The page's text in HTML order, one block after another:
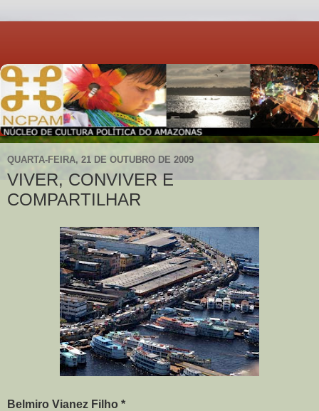
QUARTA-FEIRA, 21 DE OUTUBRO DE 2009
VIVER, CONVIVER E
COMPARTILHAR
Belmiro Vianez Filho *